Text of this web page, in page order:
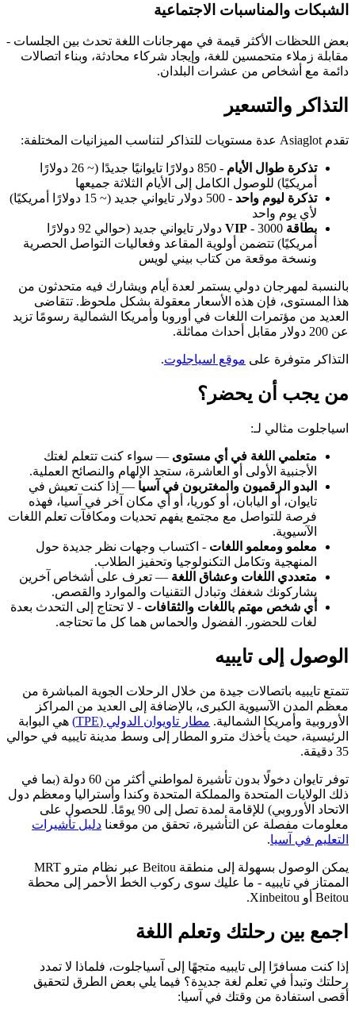
الشبكات والمناسبات الاجتماعية
بعض اللحظات الأكثر قيمة في مهرجانات اللغة تحدث بين الجلسات -
مقابلة زملاء متحمسين للغة، وإيجاد شركاء محادثة، وبناء اتصالات
دائمة مع أشخاص من عشرات البلدان.
التذاكر والتسعير
تقدم Asiaglot عدة مستويات للتذاكر لتناسب الميزانيات المختلفة:
تذكرة طوال الأيام
- 850 دولارًا تايوانيًا جديدًا (~ 26 دولارًا
أمريكيًا) للوصول الكامل إلى الأيام الثلاثة جميعها
تذكرة ليوم واحد
- 500 دولار تايواني جديد (~ 15 دولارًا أمريكيًا)
لأي يوم واحد
بطاقة VIP
- 3000 دولار تايواني جديد (حوالي 92 دولارًا
أمريكيًا) تتضمن أولوية المقاعد وفعاليات التواصل الحصرية
ونسخة موقعة من كتاب بيني لويس
بالنسبة لمهرجان دولي يستمر لعدة أيام ويشارك فيه متحدثون من
هذا المستوى، فإن هذه الأسعار معقولة بشكل ملحوظ. تتقاضى
العديد من مؤتمرات اللغات في أوروبا وأمريكا الشمالية رسومًا تزيد
عن 200 دولار مقابل أحداث مماثلة.
التذاكر متوفرة على موقع اسياجلوت.
من يجب أن يحضر؟
اسياجلوت مثالي لـ:
متعلمي اللغة في أي مستوى — سواء كنت تتعلم لغتك
الأجنبية الأولى أو العاشرة، ستجد الإلهام والنصائح العملية.
البدو الرقميون والمغتربون في آسيا — إذا كنت تعيش في
تايوان، أو اليابان، أو كوريا، أو أي مكان آخر في آسيا، فهذه
فرصة للتواصل مع مجتمع يفهم تحديات ومكافآت تعلم اللغات
الآسيوية.
معلمو ومعلمو اللغات - اكتساب وجهات نظر جديدة حول
المنهجية وتكامل التكنولوجيا وتحفيز الطلاب.
متعددي اللغات وعشاق اللغة — تعرف على أشخاص آخرين
يشاركونك شغفك وتبادل التقنيات والموارد والقصص.
أي شخص مهتم باللغات والثقافات - لا تحتاج إلى التحدث بعدة
لغات للحضور. الفضول والحماس هما كل ما تحتاجه.
الوصول إلى تايبيه
تتمتع تايبيه باتصالات جيدة من خلال الرحلات الجوية المباشرة من
معظم المدن الآسيوية الكبرى، بالإضافة إلى العديد من المراكز
الأوروبية وأمريكا الشمالية. مطار تاويوان الدولي (TPE)
هي البوابة
الرئيسية، حيث يأخذك مترو المطار إلى وسط مدينة تايبيه في حوالي
35 دقيقة.
توفر تايوان دخولًا بدون تأشيرة لمواطني أكثر من 60 دولة (بما في
ذلك الولايات المتحدة والمملكة المتحدة وكندا وأستراليا ومعظم دول
الاتحاد الأوروبي) للإقامة لمدة تصل إلى 90 يومًا. للحصول على
معلومات مفصلة عن التأشيرة، تحقق من موقعنا دليل تأشيرات
التعليم في آسيا.
يمكن الوصول بسهولة إلى منطقة Beitou عبر نظام مترو MRT
الممتاز في تايبيه - ما عليك سوى ركوب الخط الأحمر إلى محطة
Beitou أو Xinbeitou.
اجمع بين رحلتك وتعلم اللغة
إذا كنت مسافرًا إلى تايبيه متجهًا إلى آسياجلوت، فلماذا لا تمدد
رحلتك وتبدأ في تعلم لغة جديدة؟ فيما يلي بعض الطرق لتحقيق
أقصى استفادة من وقتك في آسيا: